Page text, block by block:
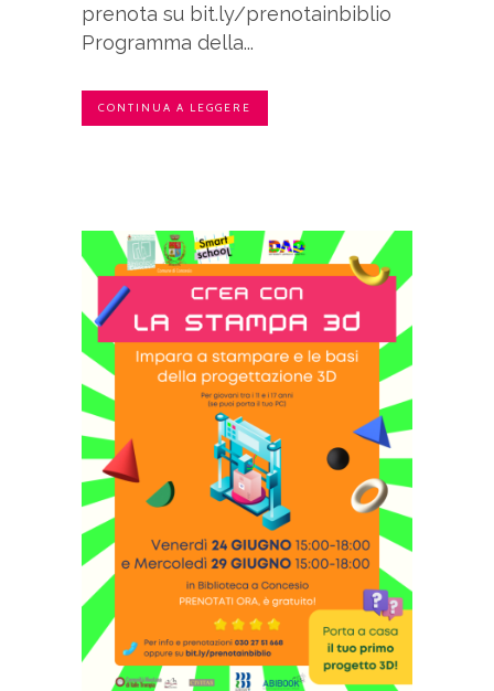
prenota su bit.ly/prenotainbiblio
Programma della...
CONTINUA A LEGGERE